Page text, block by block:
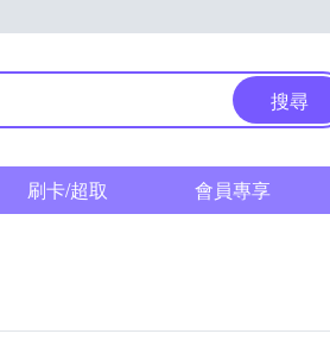
搜尋
刷卡/超取 會員專享